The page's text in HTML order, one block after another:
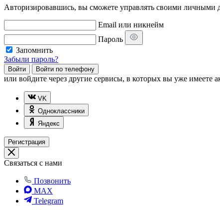
Авторизировавшись, вы сможете управлять своими личными
Email или никнейм
Пароль
Запомнить
Забыли пароль?
Войти Войти по телефону
или войдите через другие сервисы, в которых вы уже имеете
VK
Одноклассники
Яндекс
Регистрация
Связаться с нами
Позвонить
MAX
Telegram